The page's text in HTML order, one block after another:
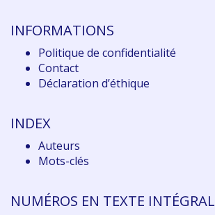
INFORMATIONS
Politique de confidentialité
Contact
Déclaration d’éthique
INDEX
Auteurs
Mots-clés
NUMÉROS EN TEXTE INTÉGRAL